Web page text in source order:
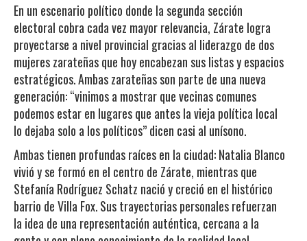
En un escenario político donde la segunda sección
electoral cobra cada vez mayor relevancia, Zárate logra
proyectarse a nivel provincial gracias al liderazgo de dos
mujeres zarateñas que hoy encabezan sus listas y espacios
estratégicos. Ambas zarateñas son parte de una nueva
generación: “vinimos a mostrar que vecinas comunes
podemos estar en lugares que antes la vieja política local
lo dejaba solo a los políticos” dicen casi al unísono.
Ambas tienen profundas raíces en la ciudad: Natalia Blanco
vivió y se formó en el centro de Zárate, mientras que
Stefanía Rodríguez Schatz nació y creció en el histórico
barrio de Villa Fox. Sus trayectorias personales refuerzan
la idea de una representación auténtica, cercana a la